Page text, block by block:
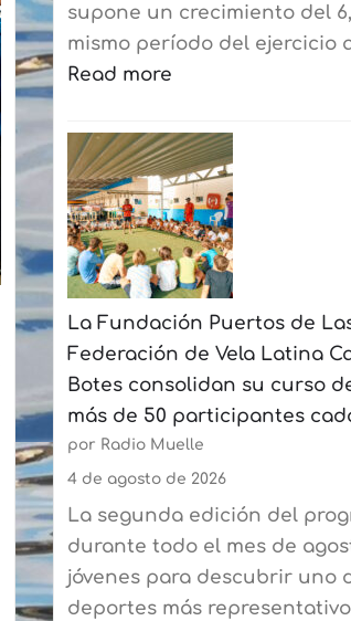
supone un crecimiento del
mismo período del ejercicio
Read more
El
mercado
náutico
cierra
hasta
julio
con
un
crecimiento
acumulado
del
6,8%
La Fundación Puertos de
Federación de Vela Latina
Botes consolidan su curso
más de 50 participantes
por Radio Muelle
4 de agosto de 2026
La segunda edición del
durante todo el mes de
jóvenes para descubrir uno
deportes más